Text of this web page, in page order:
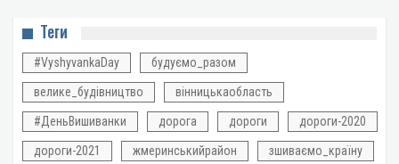
Теги
#VyshyvankaDay будуємо_разом
велике_будівництво вінницькаобласть
#ДеньВишиванки дорога дороги дороги-2020
дороги-2021 жмеринськийрайон зшиваємо_країну